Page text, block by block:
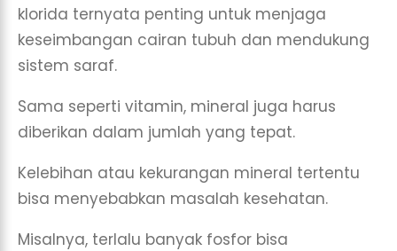
klorida ternyata penting untuk menjaga
keseimbangan cairan tubuh dan mendukung
sistem saraf.
Sama seperti vitamin, mineral juga harus
diberikan dalam jumlah yang tepat.
Kelebihan atau kekurangan mineral tertentu
bisa menyebabkan masalah kesehatan.
Misalnya, terlalu banyak fosfor bisa